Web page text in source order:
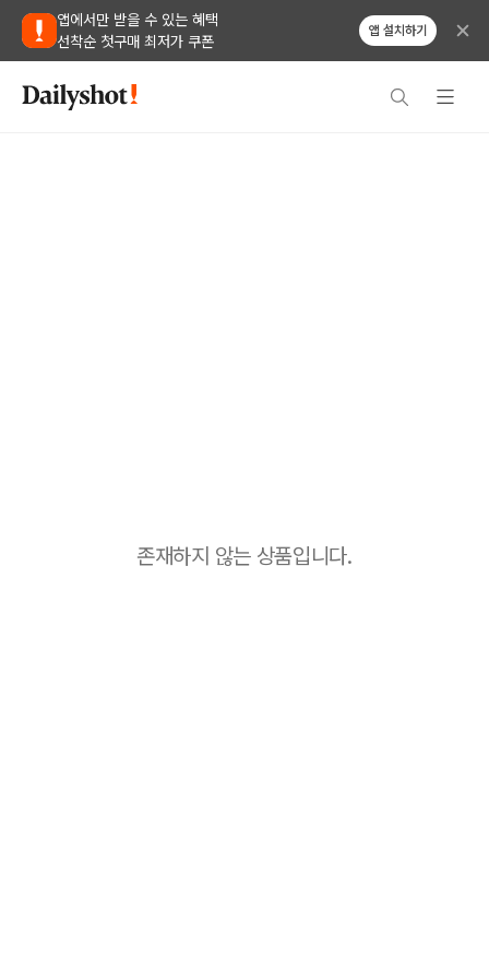
앱에서만 받을 수 있는 혜택
선착순 첫구매 최저가 쿠폰
앱 설치하기
존재하지 않는 상품입니다.